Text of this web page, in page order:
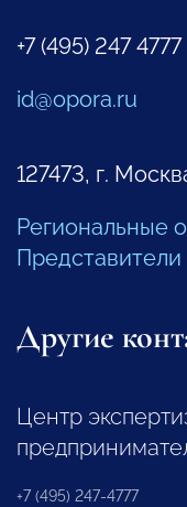
+7 (495) 247 4777
id@opora.ru
127473, г.
Региональные
Другие
Центр
+7 (495) 247-4777